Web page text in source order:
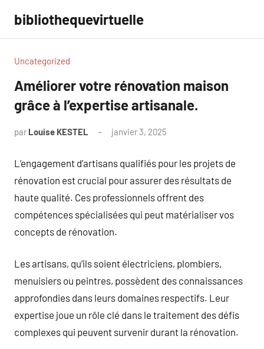
contenu
bibliothequevirtuelle
Uncategorized
Améliorer votre rénovation maison
grâce à l’expertise artisanale.
par Louise KESTEL janvier 3, 2025
L’engagement d’artisans qualifiés pour les projets de
rénovation est crucial pour assurer des résultats de
haute qualité. Ces professionnels offrent des
compétences spécialisées qui peut matérialiser vos
concepts de rénovation.
Les artisans, qu’ils soient électriciens, plombiers,
menuisiers ou peintres, possèdent des connaissances
approfondies dans leurs domaines respectifs. Leur
expertise joue un rôle clé dans le traitement des défis
complexes qui peuvent survenir durant la rénovation.